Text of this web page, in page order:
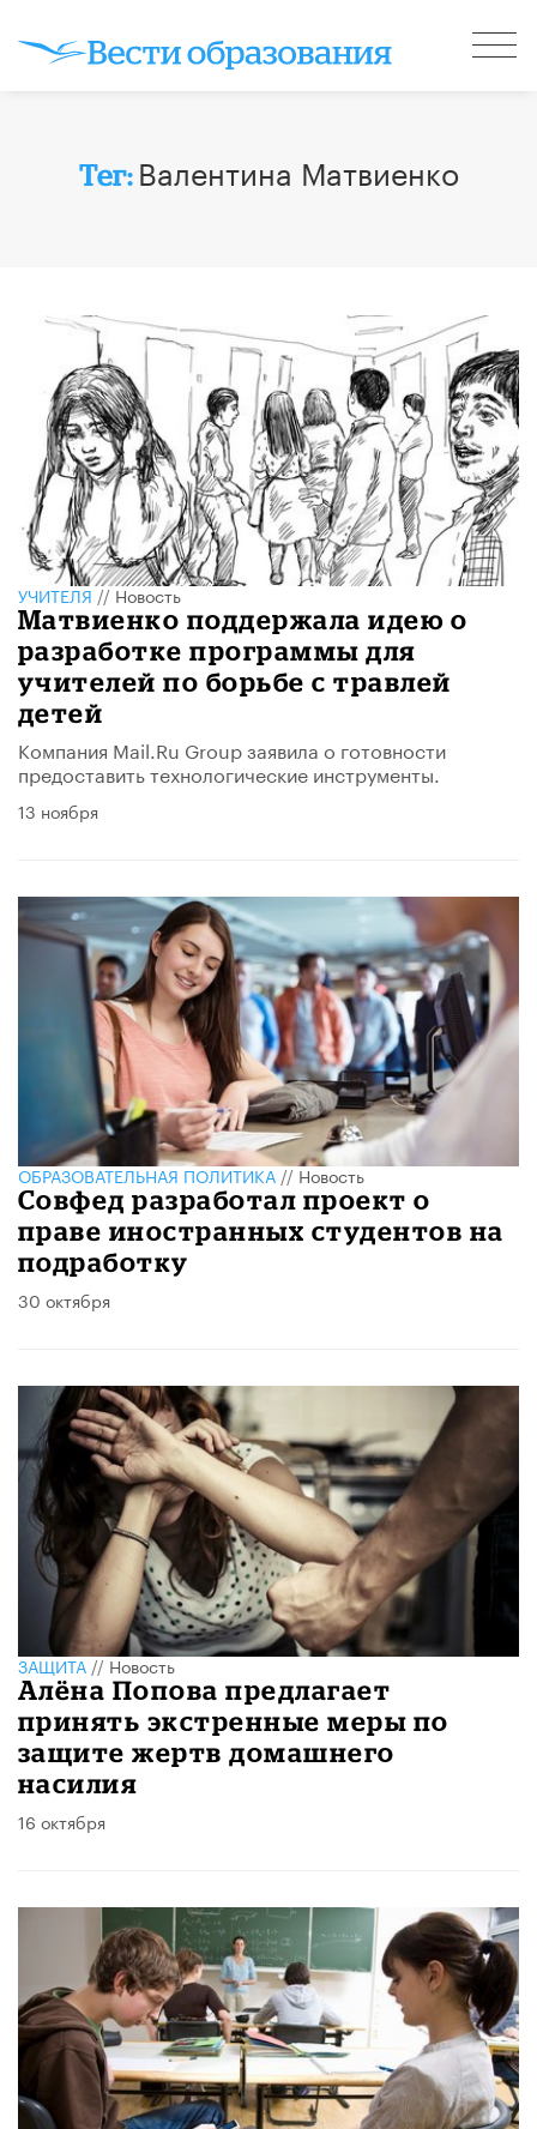
Тег: Валентина Матвиенко
УЧИТЕЛЯ//Новость
Матвиенко поддержала идею о
разработке программы для
учителей по борьбе с травлей
детей
Компания Mail.Ru Group заявила о готовности
предоставить технологические инструменты.
13 ноября
ОБРАЗОВАТЕЛЬНАЯ ПОЛИТИКА//Новость
Совфед разработал проект о
праве иностранных студентов на
подработку
30 октября
ЗАЩИТА//Новость
Алёна Попова предлагает
принять экстренные меры по
защите жертв домашнего
насилия
16 октября